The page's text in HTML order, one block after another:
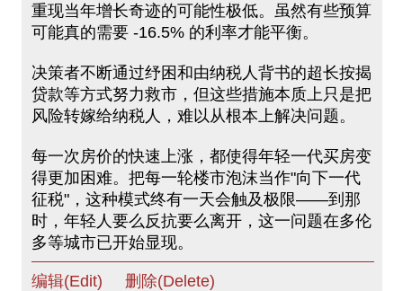
重现当年增长奇迹的可能性极低。虽然有些预算
可能真的需要 -16.5% 的利率才能平衡。
决策者不断通过纾困和由纳税人背书的超长按揭
贷款等方式努力救市，但这些措施本质上只是把
风险转嫁给纳税人，难以从根本上解决问题。
每一次房价的快速上涨，都使得年轻一代买房变
得更加困难。把每一轮楼市泡沫当作"向下一代
征税"，这种模式终有一天会触及极限——到那
时，年轻人要么反抗要么离开，这一问题在多伦
多等城市已开始显现。
编辑(Edit) 删除(Delete)